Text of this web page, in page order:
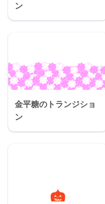
ン
金平糖のトランジショ
ン